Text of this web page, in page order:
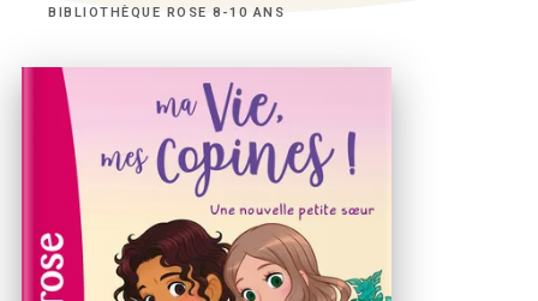
BIBLIOTHÈQUE ROSE 8-10 ANS